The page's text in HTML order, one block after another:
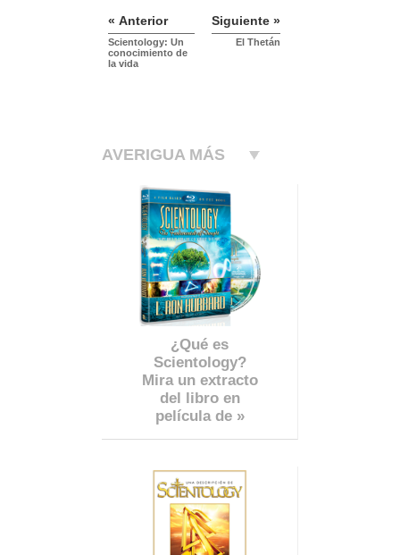
« Anterior
Scientology: Un
conocimiento de
la vida
Siguiente »
El Thetán
AVERIGUA MÁS
¿Qué es
Scientology?
Mira un extracto
del libro en
película de »